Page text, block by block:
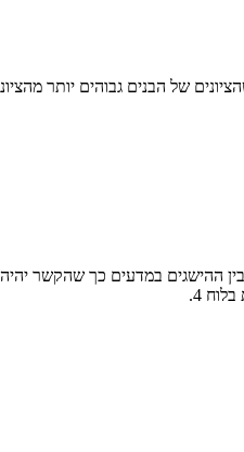
ההישגים במדעים כך שהקשר
4.